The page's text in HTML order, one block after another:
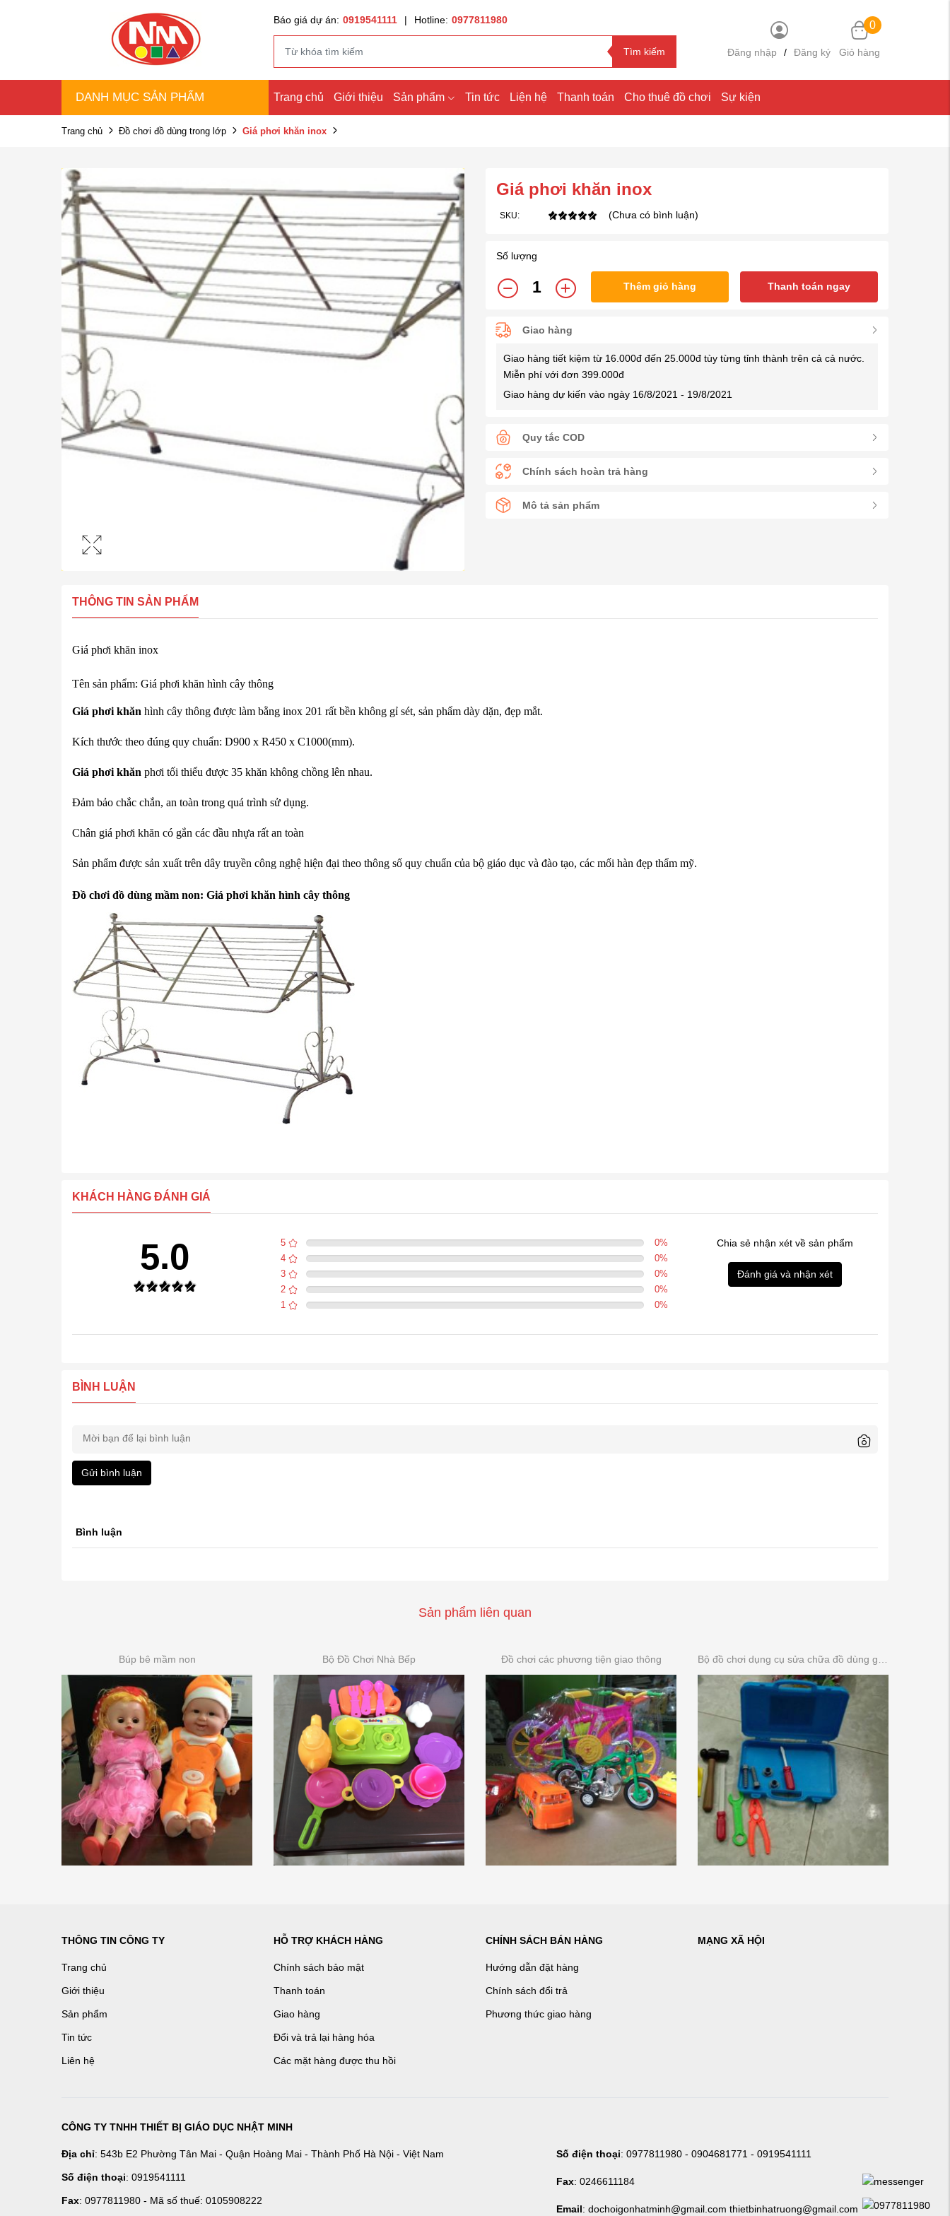
Báo giá dự án: 0919541111 | Hotline: 0977811980
Tìm kiếm Đăng nhập / Đăng ký
0
Giỏ hàng
DANH MỤC SẢN PHẨM Trang chủ Giới thiệu Sản phẩm Tin tức Liện hệ Thanh toán Cho thuê đồ chơi Sự kiện
Trang chủ Đồ chơi đồ dùng trong lớp Giá phơi khăn inox
Giá phơi khăn inox
SKU: (Chưa có bình luận)
Số lượng
Thêm giỏ hàng Thanh toán ngay
Giao hàng
Giao hàng tiết kiệm từ 16.000đ đến 25.000đ tùy từng tỉnh thành trên cả cả nước.
Miễn phí với đơn 399.000đ
Giao hàng dự kiến vào ngày 16/8/2021 - 19/8/2021
Quy tắc COD
Chính sách hoàn trả hàng
Mô tả sản phẩm
THÔNG TIN SẢN PHẨM
Giá phơi khăn inox
Tên sản phẩm: Giá phơi khăn hình cây thông
Giá phơi khăn hình cây thông được làm bằng inox 201 rất bền không gỉ sét, sản phẩm dày dặn, đẹp mắt.
Kích thước theo đúng quy chuẩn: D900 x R450 x C1000(mm).
Giá phơi khăn phơi tối thiểu được 35 khăn không chồng lên nhau.
Đảm bảo chắc chắn, an toàn trong quá trình sử dụng.
Chân giá phơi khăn có gắn các đầu nhựa rất an toàn
Sản phẩm được sản xuất trên dây truyền công nghệ hiện đại theo thông số quy chuẩn của bộ giáo dục và đào tạo, các mối hàn đẹp thẩm mỹ.
Đồ chơi đồ dùng mầm non: Giá phơi khăn hình cây thông
KHÁCH HÀNG ĐÁNH GIÁ
5.0 5 0%
4
0%
3
0%
2
0%
1
0%
Chia sẻ nhận xét về sản phẩm
Đánh giá và nhận xét
BÌNH LUẬN
Gửi bình luận
Bình luận
Sản phẩm liên quan
Búp bê mầm non Bộ Đồ Chơi Nhà Bếp Đồ chơi các phương tiện giao thông
THÔNG TIN CÔNG TY
Trang chủ
Giới thiệu
Sản phẩm
Tin tức
Liên hệ
HỖ TRỢ KHÁCH HÀNG
Chính sách bảo mật
Thanh toán
Giao hàng
Đổi và trả lại hàng hóa
Các mặt hàng được thu hồi
CHÍNH SÁCH BÁN HÀNG
Hướng dẫn đặt hàng
Chính sách đổi trả
Phương thức giao hàng
MẠNG XÃ HỘI
CÔNG TY TNHH THIẾT BỊ GIÁO DỤC NHẬT MINH
Địa chỉ: 543b E2 Phường Tân Mai - Quận Hoàng Mai - Thành Phố Hà Nội - Việt Nam
Số điện thoại: 0919541111
Fax: 0977811980 - Mã số thuế: 0105908222
Số điện thoại: 0977811980 - 0904681771 - 0919541111
Fax: 0246611184
Email: dochoigonhatminh@gmail.com thietbinhatruong@gmail.com